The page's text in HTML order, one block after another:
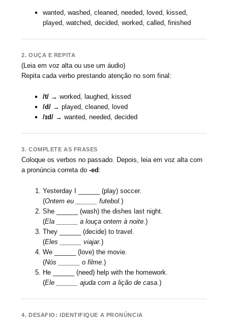
wanted, washed, cleaned, needed, loved, kissed,
played, watched, decided, worked, called, finished
2. OUÇA E REPITA
(Leia em voz alta ou use um áudio)
Repita cada verbo prestando atenção no som final:
/t/ → worked, laughed, kissed
/d/ → played, cleaned, loved
/ɪd/ → wanted, needed, decided
3. COMPLETE AS FRASES
Coloque os verbos no passado. Depois, leia em voz alta com
a pronúncia correta do-ed :
Yesterday I ______ (play) soccer.
(Ontem eu ______ futebol.)
She ______ (wash) the dishes last night.
(Ela ______ a louça ontem à noite.)
They ______ (decide) to travel.
(Eles ______ viajar.)
We ______ (love) the movie.
(Nós ______ o filme.)
He ______ (need) help with the homework.
(Ele ______ ajuda com a lição de casa.)
4. DESAFIO: IDENTIFIQUE A PRONÚNCIA